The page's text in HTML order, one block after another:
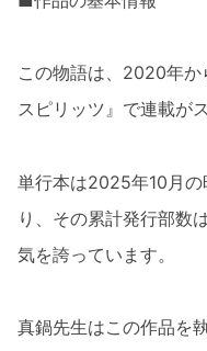
この物語は、2020年か
スピリッツ』で連載が
単行本は2025年10月
り、その累計発行部数
気を誇っています。
真鍋先生はこの作品を